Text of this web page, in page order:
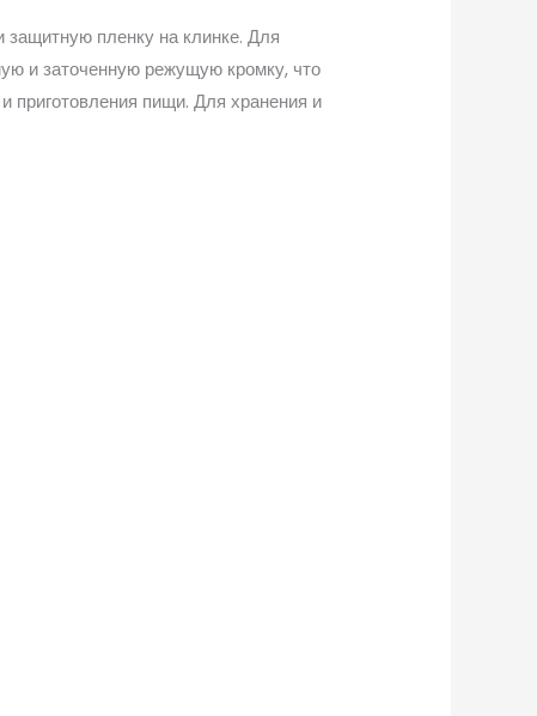
пленку на клинке. Для
и заточенную режущую кромку, что
приготовления пищи. Для хранения и